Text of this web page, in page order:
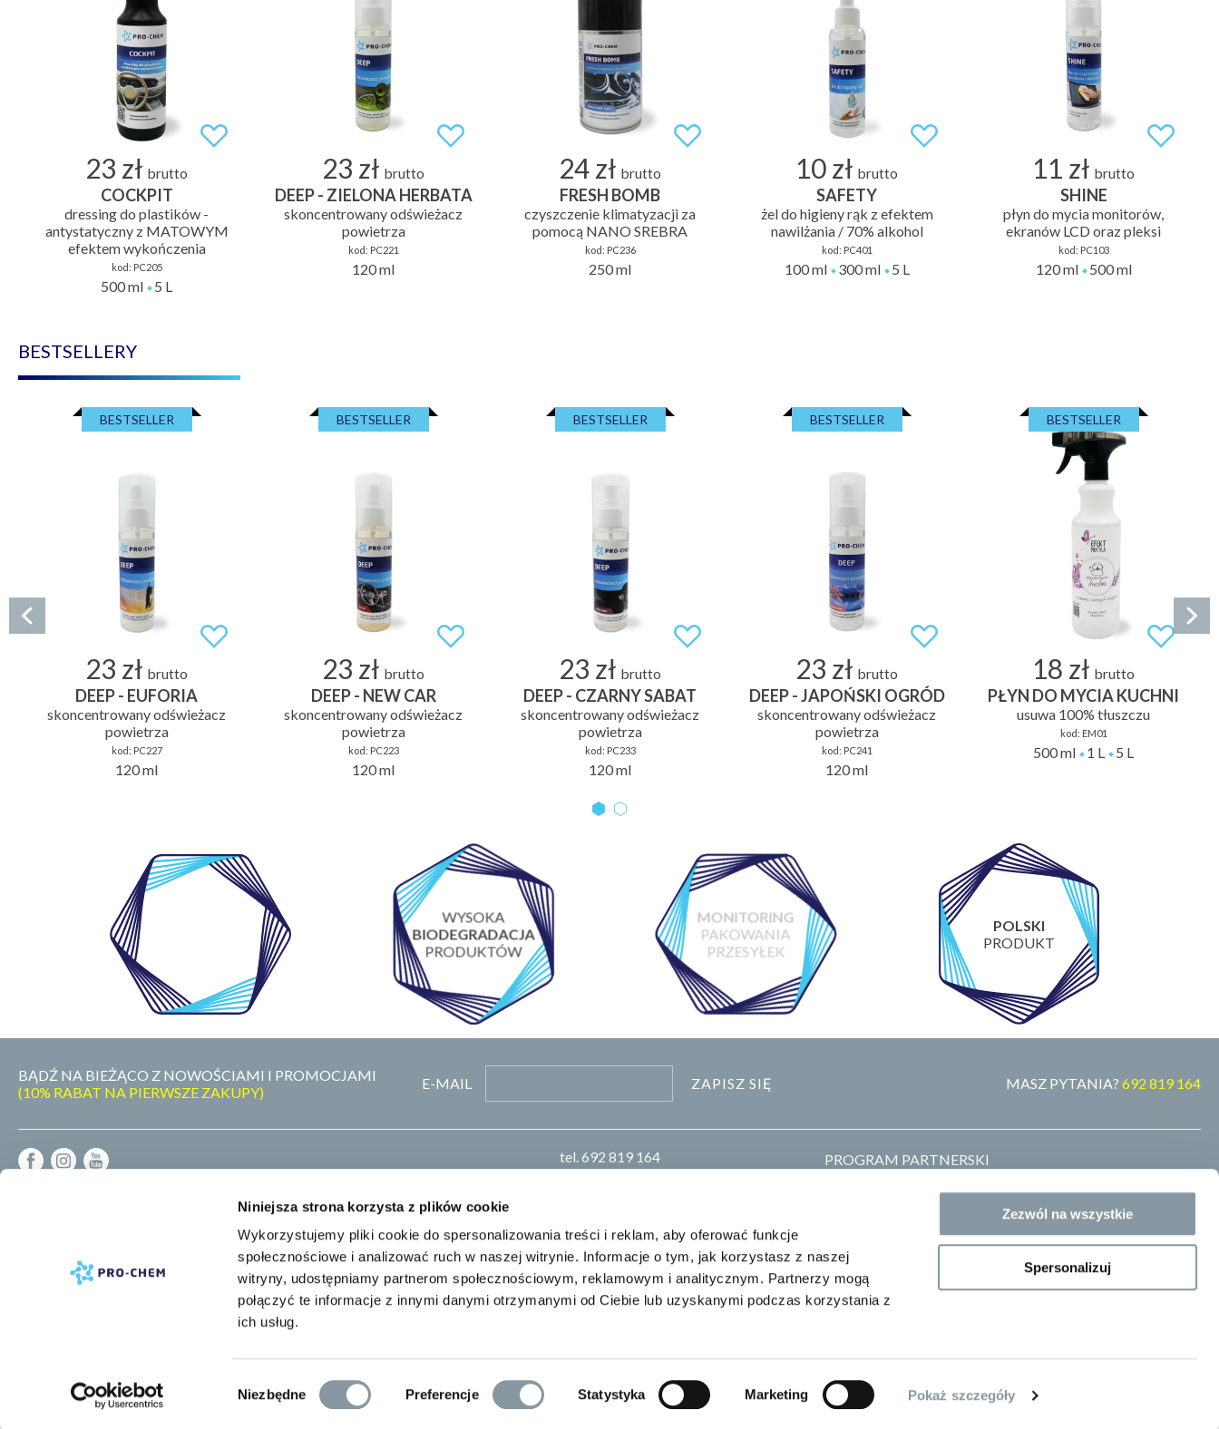
Niniejsza strona korzysta z plików cookie
Wykorzystujemy pliki cookie do spersonalizowania treści i reklam, aby oferować funkcje
społecznościowe i analizować ruch w naszej witrynie. Informacje o tym, jak korzystasz z naszej
witryny, udostępniamy partnerom społecznościowym, reklamowym i analitycznym. Partnerzy mogą
połączyć te informacje z innymi danymi otrzymanymi od Ciebie lub uzyskanymi podczas korzystania z
ich usług.
zgody
Niezbędne Preferencje Statystyka Marketing Pokaż szczegóły
Zezwól na wszystkie
Spersonalizuj
23 zł brutto
COCKPIT
dressing do plastików -
antystatyczny z MATOWYM
efektem wykończenia
kod: PC205
500 ml 5 L
23 zł brutto
DEEP - ZIELONA HERBATA
skoncentrowany odświeżacz
powietrza
kod: PC221
120 ml
24 zł brutto
FRESH BOMB
czyszczenie klimatyzacji za
pomocą NANO SREBRA
kod: PC236
250 ml
10 zł brutto
SAFETY
żel do higieny rąk z efektem
nawilżania / 70% alkohol
kod: PC401
100 ml 300 ml 5 L
11 zł brutto
SHINE
płyn do mycia monitorów,
ekranów LCD oraz pleksi
kod: PC103
120 ml 500 ml
BESTSELLERY
BESTSELLER
23 zł brutto
DEEP - EUFORIA
skoncentrowany odświeżacz
powietrza
kod: PC227
120 ml
BESTSELLER
23 zł brutto
DEEP - NEW CAR
skoncentrowany odświeżacz
powietrza
kod: PC223
120 ml
BESTSELLER
23 zł brutto
DEEP - CZARNY SABAT
skoncentrowany odświeżacz
powietrza
kod: PC233
120 ml
BESTSELLER
23 zł brutto
DEEP - JAPOŃSKI OGRÓD
skoncentrowany odświeżacz
powietrza
kod: PC241
120 ml
BESTSELLER
18 zł brutto
PŁYN DO MYCIA KUCHNI
usuwa 100% tłuszczu
kod: EM01
500 ml 1 L 5 L
WYSOKA
BIODEGRADACJA
PRODUKTÓW
MONITORING
PAKOWANIA
PRZESYŁEK
POLSKI
PRODUKT
BĄDŹ NA BIEŻĄCO Z NOWOŚCIAMI I PROMOCJAMI
(10% RABAT NA PIERWSZE ZAKUPY)
E-MAIL ZAPISZ SIĘ MASZ PYTANIA? 692 819 164
DOSTAWA - PŁATNOŚĆ - ZWROT
MAPA STRONY
tel.692 819 164
pn-pt 8:00-16:00
Realizacja: KM7.pl
PROGRAM PARTNERSKI
ZOSTAŃ DYSTRYBUTOREM